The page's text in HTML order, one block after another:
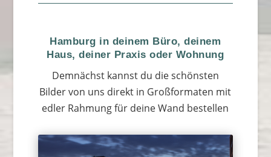
Hamburg in deinem Büro, deinem
Haus, deiner Praxis oder Wohnung
Demnächst kannst du die schönsten
Bilder von uns direkt in Großformaten mit
edler Rahmung für deine Wand bestellen